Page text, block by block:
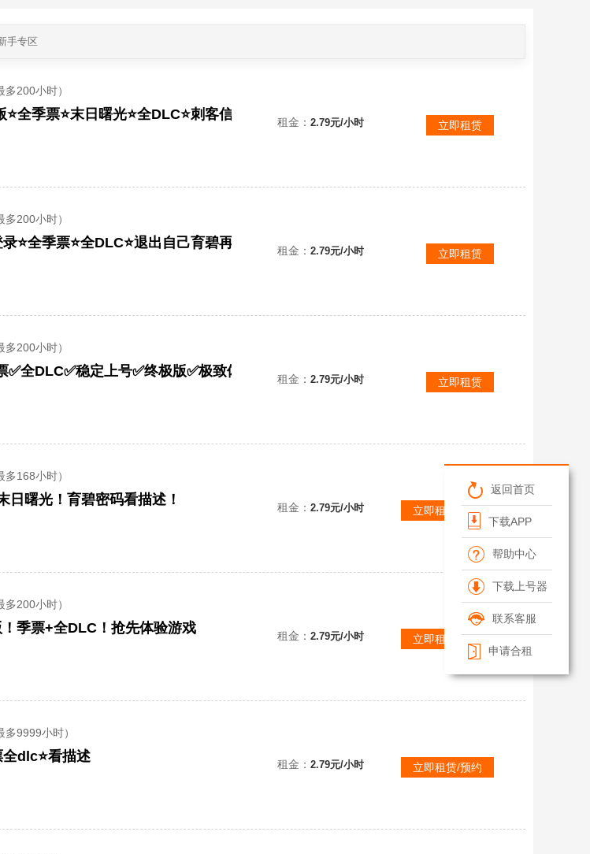
返回首页
下载APP
帮助中心
下载上号器
联系客服
申请合租
手专区
多200小时）
全季票⭐末日曙光⭐全DLC⭐刺客信条英灵殿租金： 2.79元/小时 立即租赁
多200小时）
⭐全季票⭐全DLC⭐退出自己育碧再登录 租金： 2.79元/小时 立即租赁
多200小时）
全DLC✅稳定上号✅终极版✅极致体验 租金： 2.79元/小时 立即租赁
多168小时）
日曙光！育碧密码看描述！ 租金： 2.79元/小时 立即租赁/预约
多200小时）
季票+全DLC！抢先体验游戏 租金： 2.79元/小时 立即租赁/预约
多9999小时）
dlc⭐看描述 租金： 2.79元/小时 立即租赁/预约